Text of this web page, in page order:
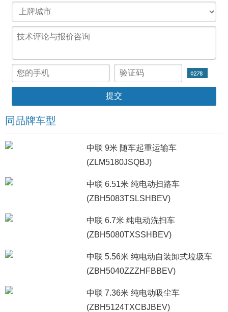
同品牌车型
中联 9米 随车起重运输车
(ZLM5180JSQBJ)
中联 6.51米 纯电动扫路车
(ZBH5083TSLSHBEV)
中联 6.7米 纯电动洗扫车
(ZBH5080TXSSHBEV)
中联 5.56米 纯电动自装卸式垃圾车
(ZBH5040ZZZHFBBEV)
中联 7.36米 纯电动吸尘车
(ZBH5124TXCBJBEV)